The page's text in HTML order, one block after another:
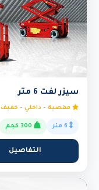
سيزر لفت 6 متر
مقصية - داخلي - خفيف
التفاصيل